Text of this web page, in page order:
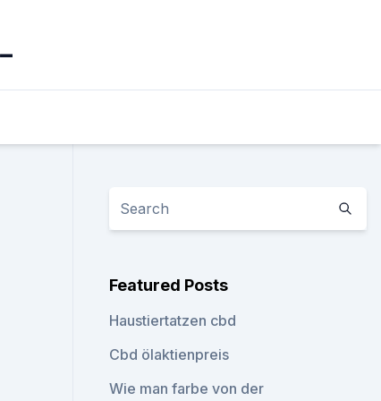
Featured Posts
Haustiertatzen cbd
Cbd ölaktienpreis
Wie man farbe von der